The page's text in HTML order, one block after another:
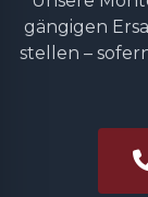
gängigen
stellen –